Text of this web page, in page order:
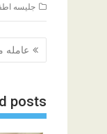
جليسه
تصفّح
عامله
posts